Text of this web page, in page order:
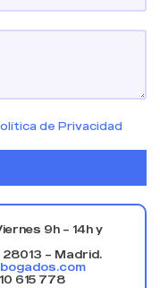
de Privacidad
9h – 14h y
28013 – Madrid.
615 778